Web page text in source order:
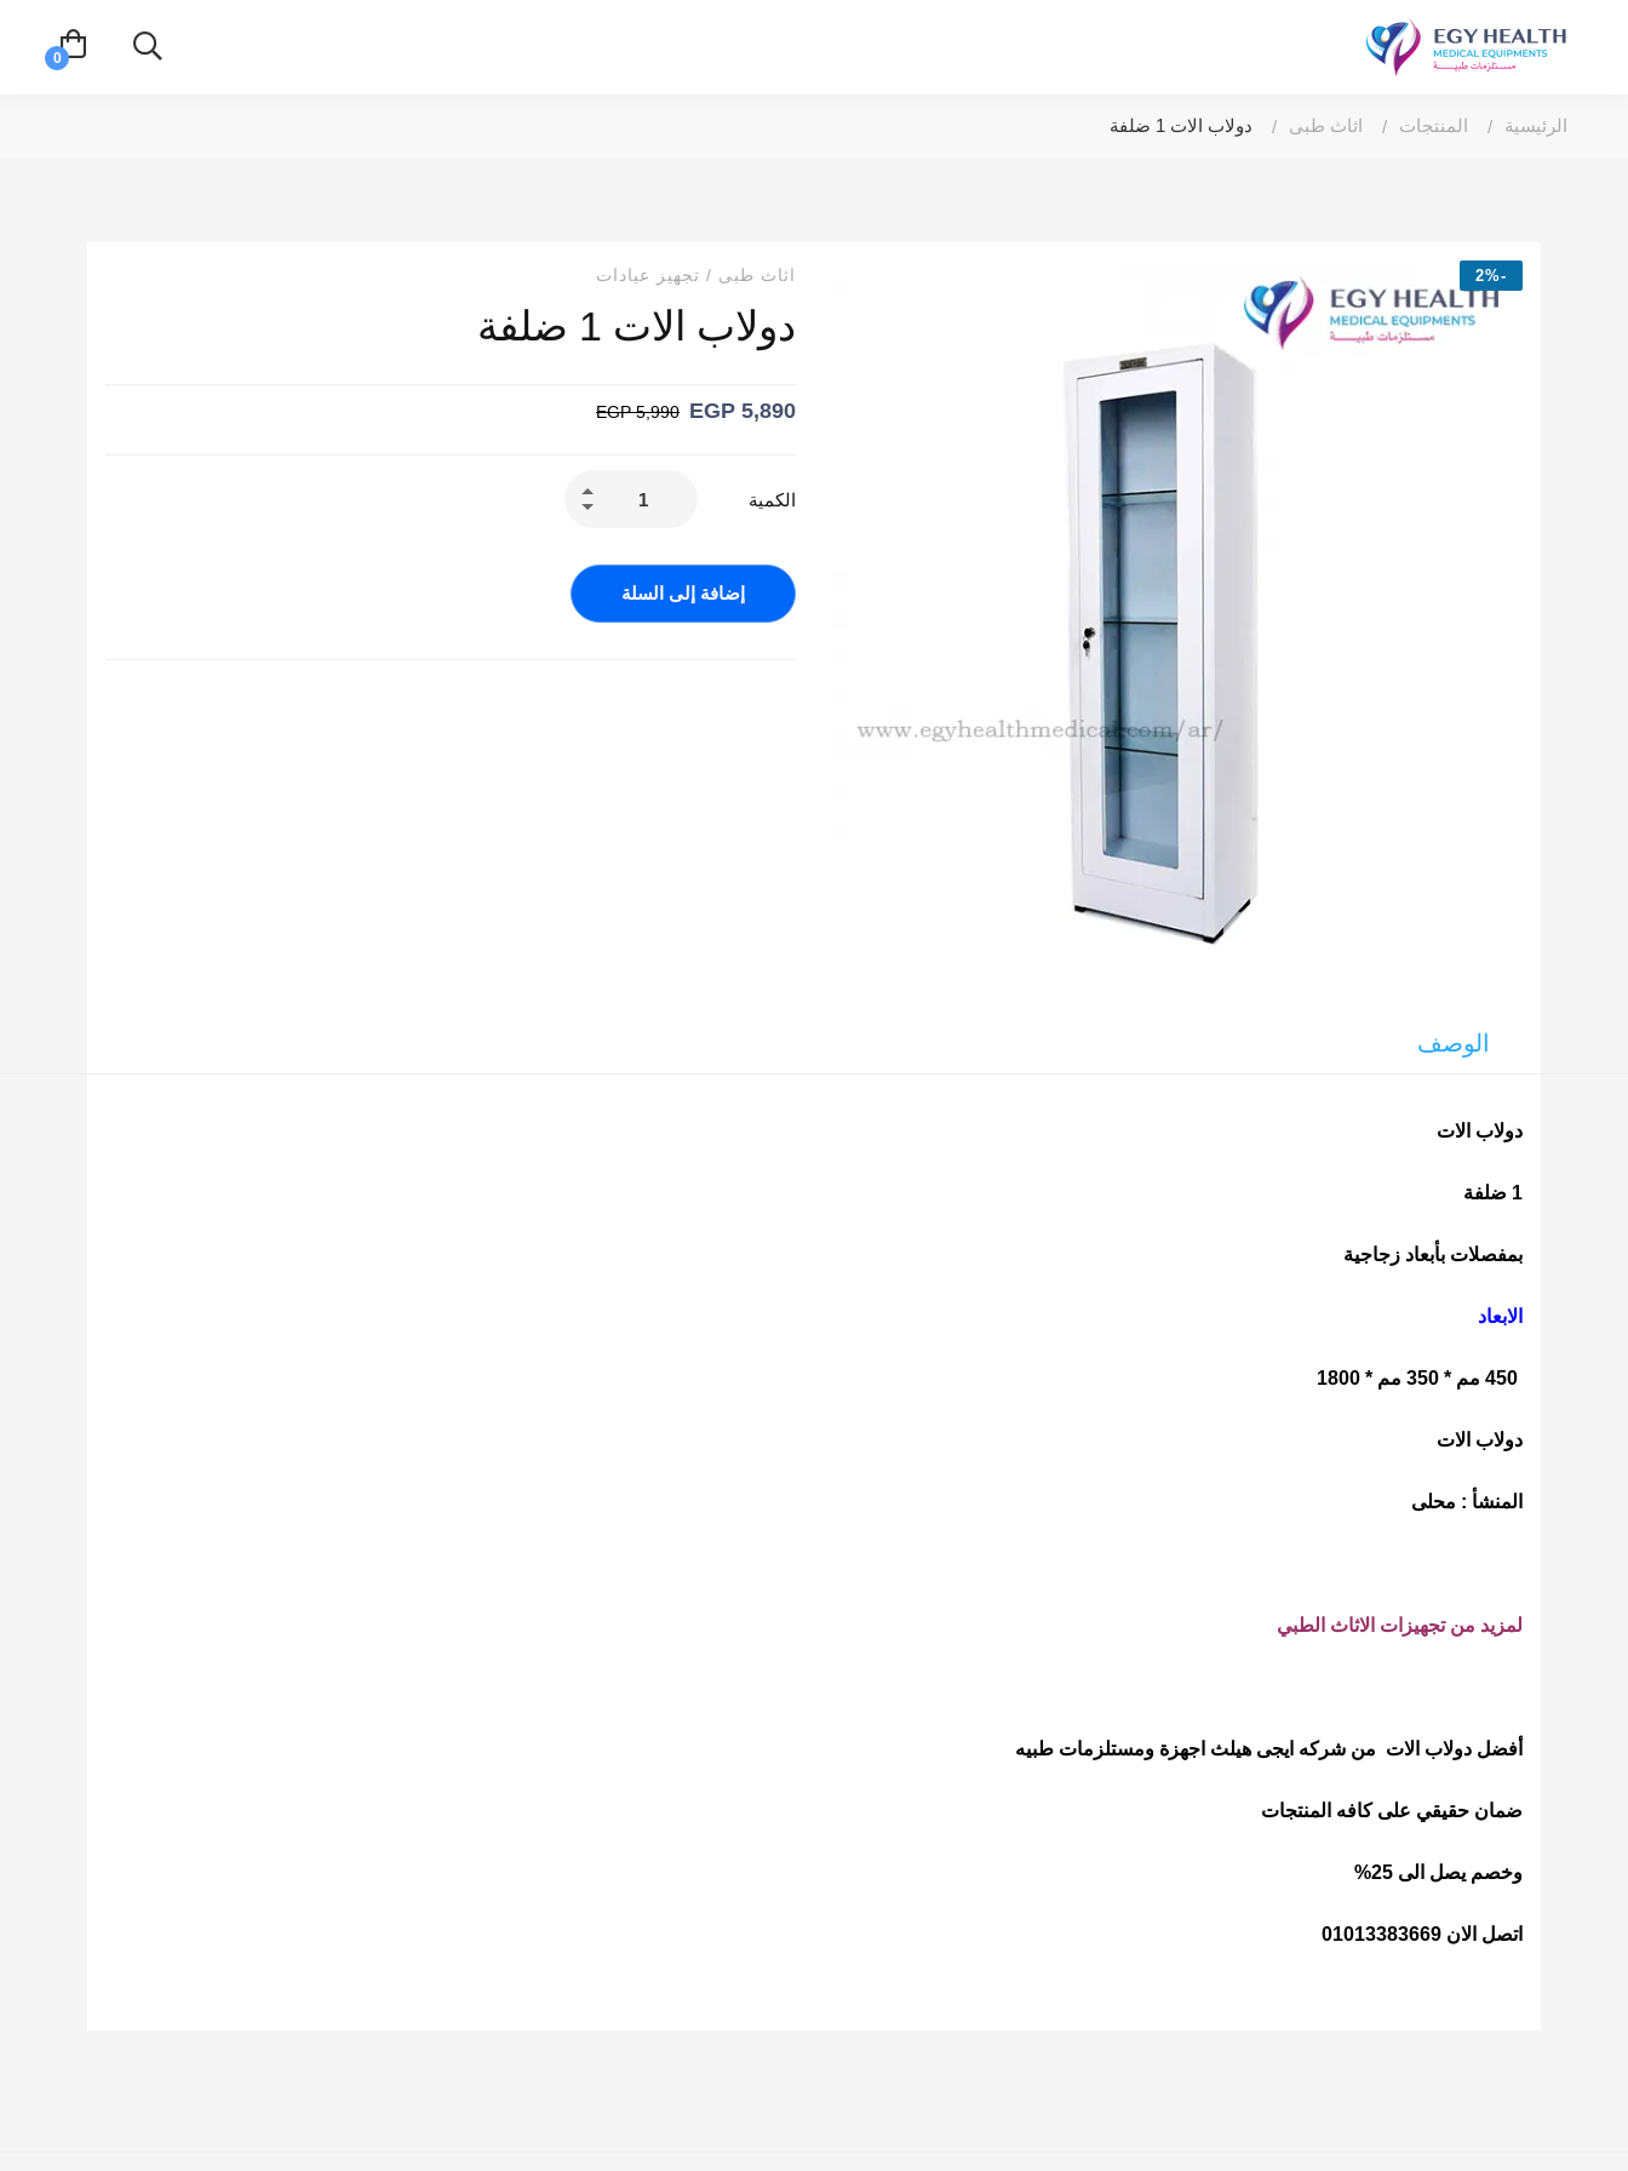
الرئيسية المنتجات اثاث طبى دولاب الات 1 ضلفة
-2% اثاث طبى / تجهيز عيادات
دولاب الات 1 ضلفة
EGP 5,890
EGP5,990
الكمية
إضافة إلى السلة
الوصف
دولاب الات
1 ضلفة
بمفصلات بأبعاد زجاجية
الابعاد
دولاب الات
المنشأ : محلى
لمزيد من تجهيزات الاثاث الطبي
أفضل دولاب الات من شركه ايجى هيلث اجهزة ومستلزمات طبيه
ضمان حقيقي على كافه المنتجات
وخصم يصل الى 25%
اتصل الان 01013383669